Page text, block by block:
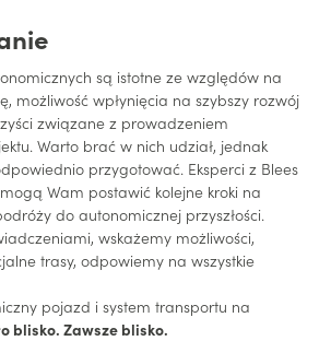
są istotne ze względów na
możliwość wpłynięcia na szybszy rozwój
związane z prowadzeniem
Warto brać w nich udział, jednak
przygotować. Eksperci z Blees
Wam postawić kolejne kroki na
do autonomicznej przyszłości.
wskażemy możliwości,
trasy, odpowiemy na wszystkie
pojazd i system transportu na
blisko. Zawsze blisko.